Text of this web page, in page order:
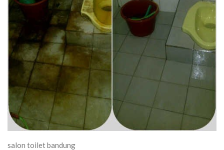
salon toilet bandung